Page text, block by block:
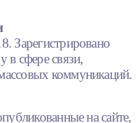
в сфере связи,
коммуникаций.
на сайте,